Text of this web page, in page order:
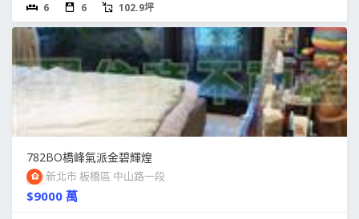
6 6 102.9坪
782BO橋峰氣派金碧輝煌
新北市 板橋區 中山路一段
$9000 萬